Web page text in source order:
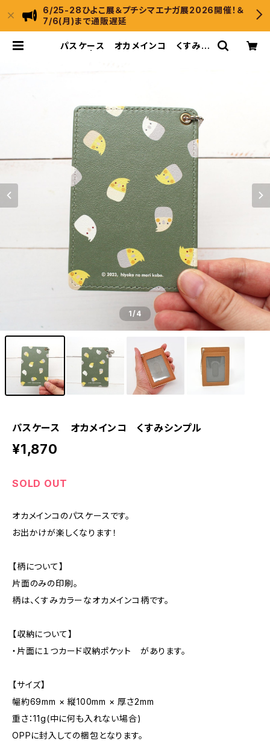
6/25-28ひよこ展＆プチシマエナガ展2026開催！＆
7/6(月)まで通販遅延
パスケース オカメインコ くすみシ
1/4
パスケース オカメインコ くすみシンプル
¥1,870
SOLD OUT
オカメインコのパスケースです。
お出かけが楽しくなります！
【柄について】
片面のみの印刷。
柄は、くすみカラーなオカメインコ柄です。
【収納について】
・片面に１つカード収納ポケット があります。
【サイズ】
幅約69mm × 縦100mm × 厚さ2mm
重さ：11g(中に何も入れない場合)
OPPに封入しての梱包となります。